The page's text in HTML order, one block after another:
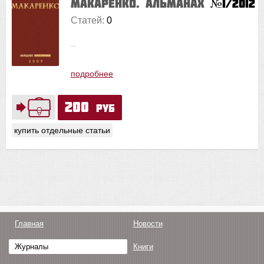
200 руб
купить отдельные статьи
Макаренко. Альманах №1/2012
Статей: 0
подробнее
Главная Новости
Журналы Книги